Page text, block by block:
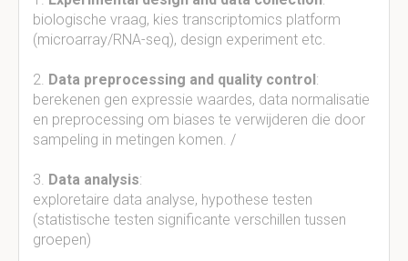
biologische vraag, kies transcriptomics platform
(microarray/RNA-seq), design experiment etc.
2. Data preprocessing and quality control:
berekenen gen expressie waardes, data normalisatie
en preprocessing om biases te verwijderen die door
sampeling in metingen komen. /
3. Data analysis:
exploretaire data analyse, hypothese testen
(statistische testen significante verschillen tussen
groepen)